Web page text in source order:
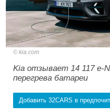
kia.com
Kia отзывает 14 117 e-
перегрева батареи
Добавить 32CARS в